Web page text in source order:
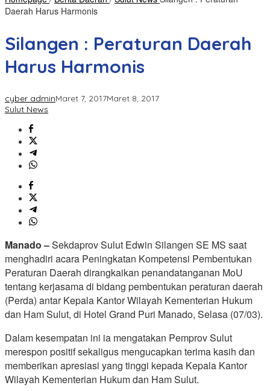
Daerah Harus Harmonis
Silangen : Peraturan Daerah
Harus Harmonis
cyber adminMaret 7, 2017Maret 8, 2017
Sulut News
Manado –Sekdaprov Sulut Edwin Silangen SE MS saat
menghadiri acara Peningkatan Kompetensi Pembentukan
Peraturan Daerah dirangkaikan penandatanganan MoU
tentang kerjasama di bidang pembentukan peraturan daerah
(Perda) antar Kepala Kantor Wilayah Kementerian Hukum
dan Ham Sulut, di Hotel Grand Puri Manado, Selasa (07/03).
Dalam kesempatan ini ia mengatakan Pemprov Sulut
merespon positif sekaligus mengucapkan terima kasih dan
memberikan apresiasi yang tinggi kepada Kepala Kantor
Wilayah Kementerian Hukum dan Ham Sulut.